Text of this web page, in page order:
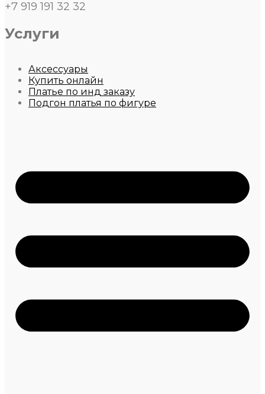
+7 919 191 32 32
Услуги
Аксессуары
Купить онлайн
Платье по инд заказу
Подгон платья по фигуре